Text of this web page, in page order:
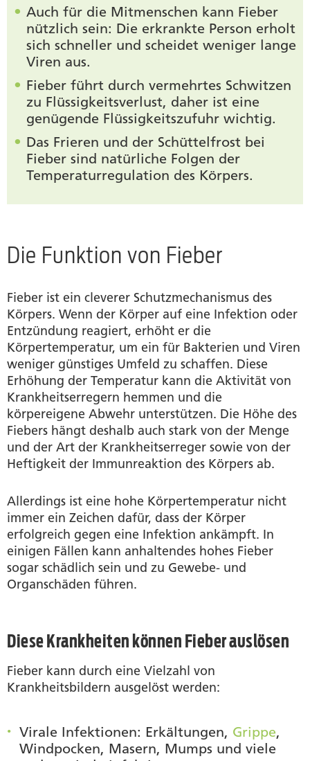
Auch für die Mitmenschen kann Fieber
nützlich sein: Die erkrankte Person erholt
sich schneller und scheidet weniger lange
Viren aus.
Fieber führt durch vermehrtes Schwitzen
zu Flüssigkeitsverlust, daher ist eine
genügende Flüssigkeitszufuhr wichtig.
Das Frieren und der Schüttelfrost bei
Fieber sind natürliche Folgen der
Temperaturregulation des Körpers.
Die Funktion von Fieber
Fieber ist ein cleverer Schutzmechanismus des
Körpers. Wenn der Körper auf eine Infektion oder
Entzündung reagiert, erhöht er die
Körpertemperatur, um ein für Bakterien und Viren
weniger günstiges Umfeld zu schaffen. Diese
Erhöhung der Temperatur kann die Aktivität von
Krankheitserregern hemmen und die
körpereigene Abwehr unterstützen. Die Höhe des
Fiebers hängt deshalb auch stark von der Menge
und der Art der Krankheitserreger sowie von der
Heftigkeit der Immunreaktion des Körpers ab.
Allerdings ist eine hohe Körpertemperatur nicht
immer ein Zeichen dafür, dass der Körper
erfolgreich gegen eine Infektion ankämpft. In
einigen Fällen kann anhaltendes hohes Fieber
sogar schädlich sein und zu Gewebe- und
Organschäden führen.
Diese Krankheiten können Fieber auslösen
Fieber kann durch eine Vielzahl von
Krankheitsbildern ausgelöst werden:
Virale Infektionen: Erkältungen, Grippe,
Windpocken, Masern, Mumps und viele